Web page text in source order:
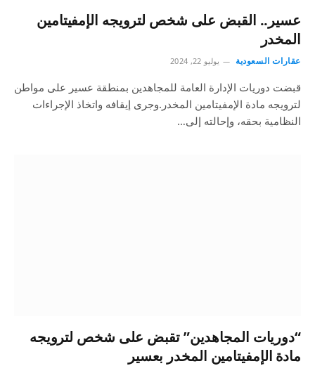
عسير.. القبض على شخص لترويجه الإمفيتامين
المخدر
عقارات السعودية يوليو 22, 2024
قبضت دوريات الإدارة العامة للمجاهدين بمنطقة عسير على مواطن
لترويجه مادة الإمفيتامين المخدر.وجرى إيقافه واتخاذ الإجراءات
النظامية بحقه، وإحالته إلى…
“دوريات المجاهدين” تقبض على شخص لترويجه
مادة الإمفيتامين المخدر بعسير